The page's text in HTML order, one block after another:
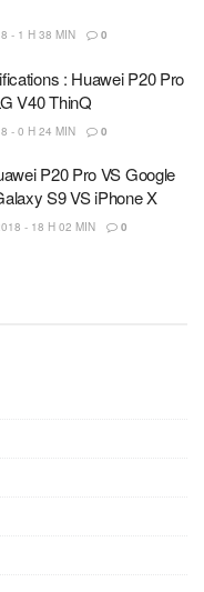
- 1 H 38 MIN 0
: Huawei P20 Pro
V40 ThinQ
- 0 H 24 MIN 0
P20 Pro VS Google
S9 VS iPhone X
- 18 H 02 MIN 0